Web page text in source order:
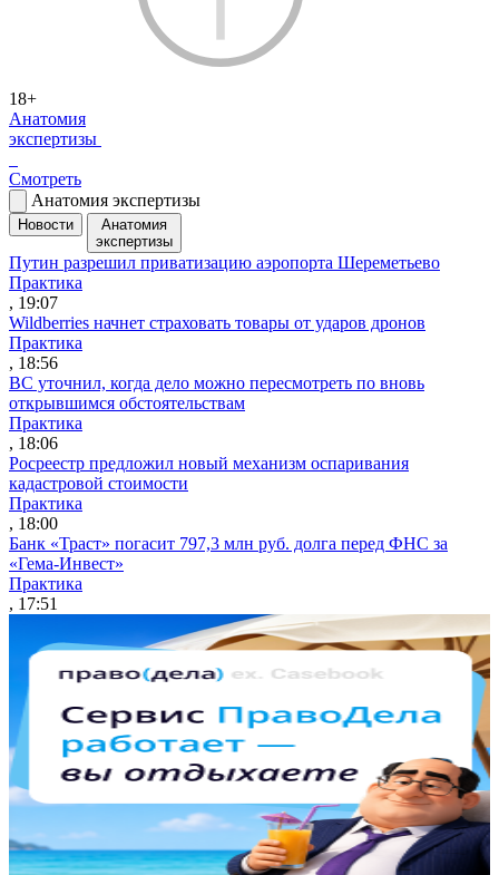
18+
Анатомия
экспертизы
Смотреть
Анатомия экспертизы
Новости
Анатомия
экспертизы
Путин разрешил приватизацию аэропорта Шереметьево
Практика
, 19:07
Wildberries начнет страховать товары от ударов дронов
Практика
, 18:56
ВС уточнил, когда дело можно пересмотреть по вновь
открывшимся обстоятельствам
Практика
, 18:06
Росреестр предложил новый механизм оспаривания
кадастровой стоимости
Практика
, 18:00
Банк «Траст» погасит 797,3 млн руб. долга перед ФНС за
«Гема-Инвест»
Практика
, 17:51